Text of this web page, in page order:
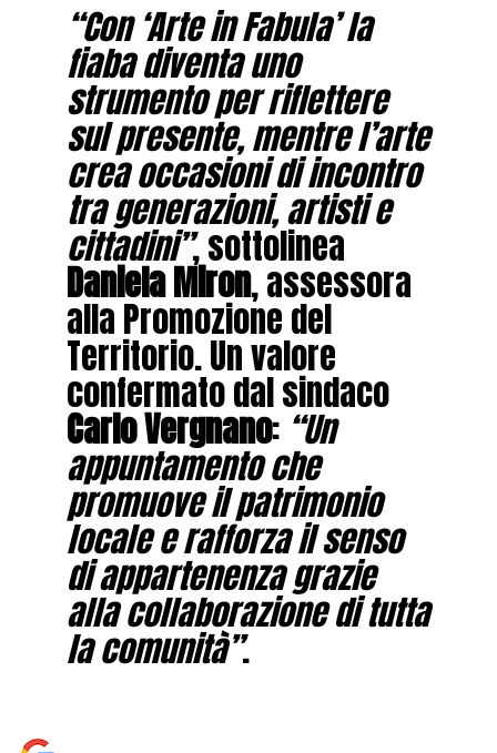
“Con ‘Arte in Fabula’ la
fiaba diventa uno
strumento per riflettere
sul presente, mentre l’arte
crea occasioni di incontro
tra generazioni, artisti e
cittadini”, sottolinea
Daniela Miron, assessora
alla Promozione del
Territorio. Un valore
confermato dal sindaco
Carlo Vergnano: “Un
appuntamento che
promuove il patrimonio
locale e rafforza il senso
di appartenenza grazie
alla collaborazione di tutta
la comunità”.